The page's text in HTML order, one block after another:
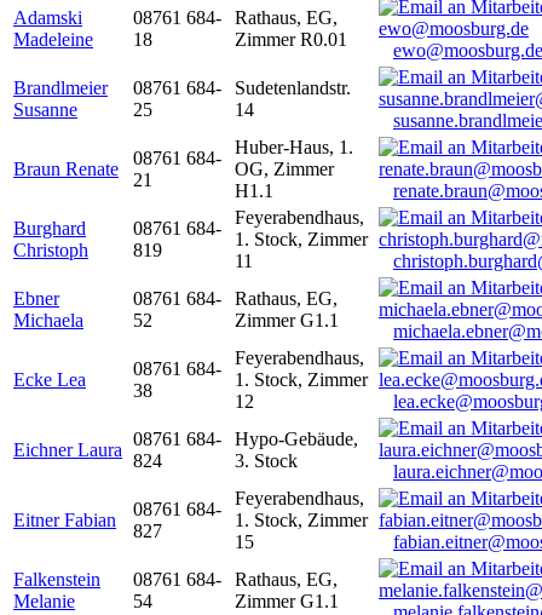
Adamski
Madeleine
08761 684-
18
Rathaus, EG,
Zimmer R0.01
ewo@moosburg.de
Brandlmeier
Susanne
08761 684-
25
Sudetenlandstr.
14
Braun Renate
08761 684-
21
Huber-Haus, 1.
OG, Zimmer
H1.1
Burghard
Christoph
08761 684-
819
Feyerabendhaus,
1. Stock, Zimmer
11
Ebner
Michaela
08761 684-
52
Rathaus, EG,
Zimmer G1.1
Ecke Lea
08761 684-
38
Feyerabendhaus,
1. Stock, Zimmer
12
Eichner Laura
08761 684-
824
Hypo-Gebäude,
3. Stock
Eitner Fabian
08761 684-
827
Feyerabendhaus,
1. Stock, Zimmer
15
Falkenstein
Melanie
08761 684-
54
Rathaus, EG,
Zimmer G1.1